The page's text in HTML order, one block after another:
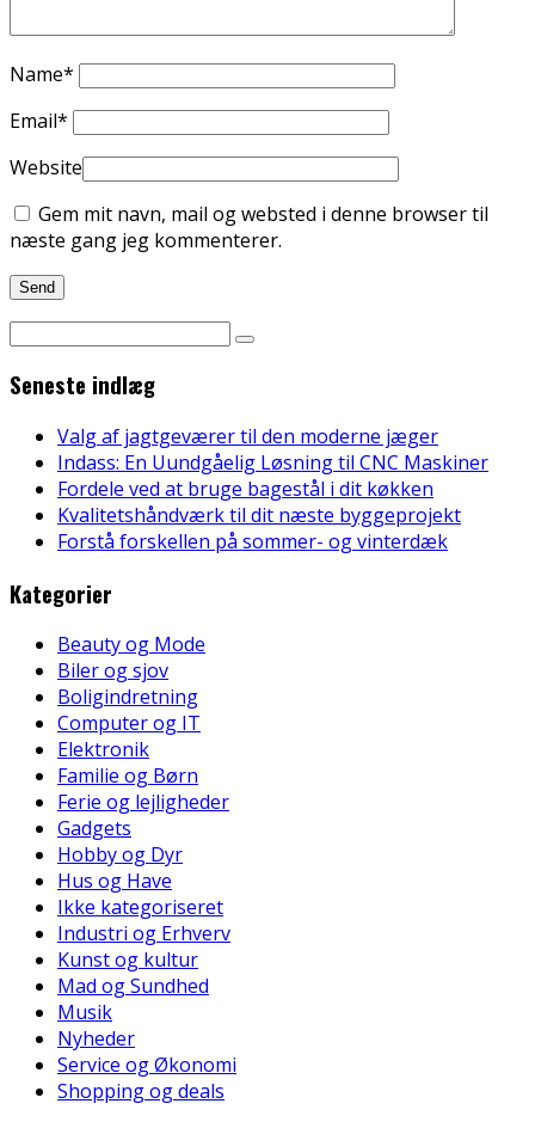
Name*
Email*
Website
Gem mit navn, mail og websted i denne browser til
næste gang jeg kommenterer.
Seneste indlæg
Valg af jagtgeværer til den moderne jæger
Indass: En Uundgåelig Løsning til CNC Maskiner
Fordele ved at bruge bagestål i dit køkken
Kvalitetshåndværk til dit næste byggeprojekt
Forstå forskellen på sommer- og vinterdæk
Kategorier
Beauty og Mode
Biler og sjov
Boligindretning
Computer og IT
Elektronik
Familie og Børn
Ferie og lejligheder
Gadgets
Hobby og Dyr
Hus og Have
Ikke kategoriseret
Industri og Erhverv
Kunst og kultur
Mad og Sundhed
Musik
Nyheder
Service og Økonomi
Shopping og deals